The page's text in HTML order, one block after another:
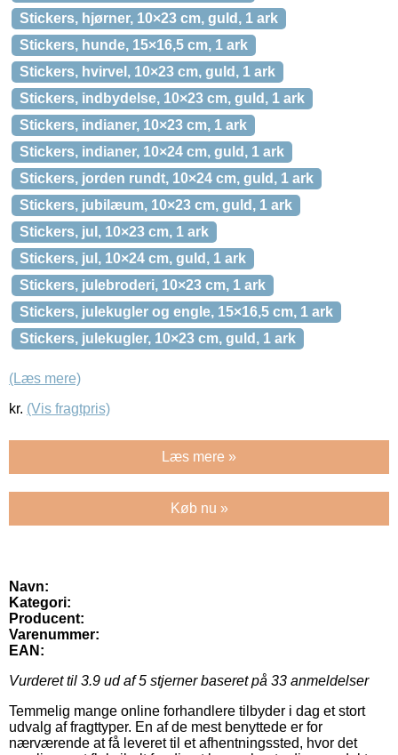
Stickers, hjørner, 10×23 cm, guld, 1 ark
Stickers, hunde, 15×16,5 cm, 1 ark
Stickers, hvirvel, 10×23 cm, guld, 1 ark
Stickers, indbydelse, 10×23 cm, guld, 1 ark
Stickers, indianer, 10×23 cm, 1 ark
Stickers, indianer, 10×24 cm, guld, 1 ark
Stickers, jorden rundt, 10×24 cm, guld, 1 ark
Stickers, jubilæum, 10×23 cm, guld, 1 ark
Stickers, jul, 10×23 cm, 1 ark
Stickers, jul, 10×24 cm, guld, 1 ark
Stickers, julebroderi, 10×23 cm, 1 ark
Stickers, julekugler og engle, 15×16,5 cm, 1 ark
Stickers, julekugler, 10×23 cm, guld, 1 ark
(Læs mere)
kr. (Vis fragtpris)
Læs mere »
Køb nu »
Navn:
Kategori:
Producent:
Varenummer:
EAN:
Vurderet til 3.9 ud af 5 stjerner baseret på 33 anmeldelser
Temmelig mange online forhandlere tilbyder i dag et stort
udvalg af fragttyper. En af de mest benyttede er for
nærværende at få leveret til et afhentningssted, hvor det